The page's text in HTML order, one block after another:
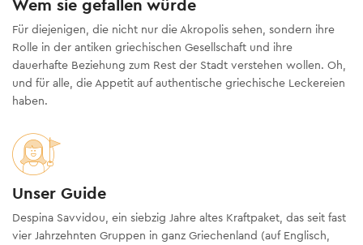
Wem sie gefallen würde
Für diejenigen, die nicht nur die Akropolis sehen, sondern ihre
Rolle in der antiken griechischen Gesellschaft und ihre
dauerhafte Beziehung zum Rest der Stadt verstehen wollen. Oh,
und für alle, die Appetit auf authentische griechische Leckereien
haben.
Unser Guide
Despina Savvidou, ein siebzig Jahre altes Kraftpaket, das seit fast
vier Jahrzehnten Gruppen in ganz Griechenland (auf Englisch,